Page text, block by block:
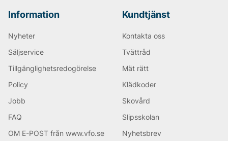
Information
Nyheter
Säljservice
Tillgänglighetsredogörelse
Policy
Jobb
FAQ
OM E-POST från www.vfo.se
Kundtjänst
Kontakta oss
Tvättråd
Mät rätt
Klädkoder
Skovård
Slipsskolan
Nyhetsbrev